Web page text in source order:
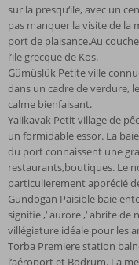
sur la presqu‘ile, avec un
pas manquer la visite de la
port de plaisance.Au
l’ile grecque de Kos.
Gümüslük Petite ville
dans un cadre de verdure,
calme bienfaisant.
Yalikavak Petit village de
un formidable essor. La
du port connaissent une
restaurants,boutiques. Le
particulierement apprécié
Gündogan Paisible baie
signifie ‚‘ aurore ‚‘ abrite
villégiature idéale pour les
Torba Premiere station
l‘aéroport et Bodrum. La